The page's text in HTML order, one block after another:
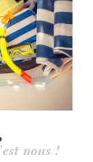
nous !